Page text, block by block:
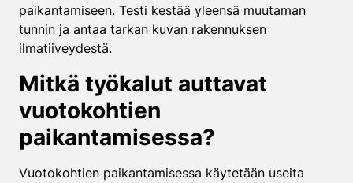
paikantamiseen. Testi kestää yleensä muutaman
tunnin ja antaa tarkan kuvan rakennuksen
ilmatiiveydestä.
Mitkä työkalut auttavat
vuotokohtien
paikantamisessa?
Vuotokohtien paikantamisessa käytetään useita